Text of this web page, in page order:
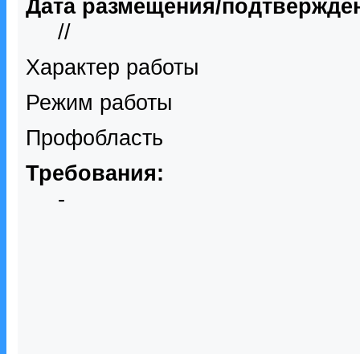
Дата размещения/
//
Характер работы
Режим работы
Профобласть
Требования:
-